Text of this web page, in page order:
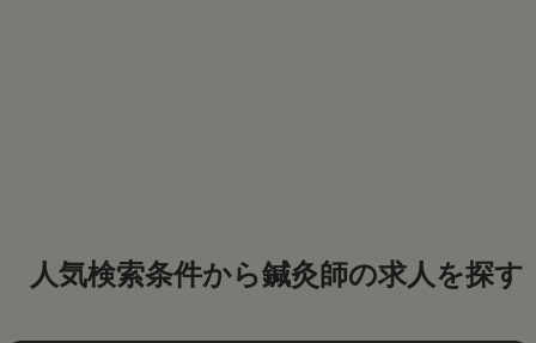
人気検索条件から鍼灸師の求人を探す